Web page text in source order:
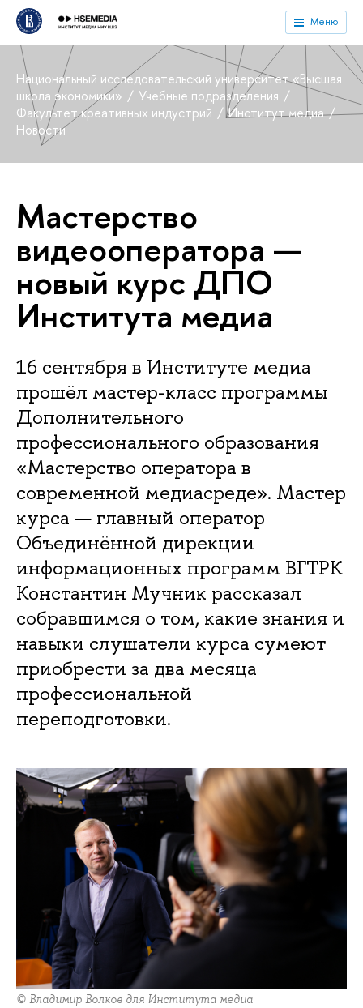
Меню
Национальный исследовательский университет «Высшая
школа экономики»
Учебные подразделения
Факультет креативных индустрий
Институт медиа
Новости
Мастерство
видеооператора —
новый курс ДПО
Института медиа
16 сентября в Институте медиа
прошёл мастер-класс программы
Дополнительного
профессионального образования
«Мастерство оператора в
современной медиасреде». Мастер
курса — главный оператор
Объединённой дирекции
информационных программ ВГТРК
Константин Мучник рассказал
собравшимся о том, какие знания и
навыки слушатели курса сумеют
приобрести за два месяца
профессиональной
переподготовки.
© Владимир Волков для Института медиа